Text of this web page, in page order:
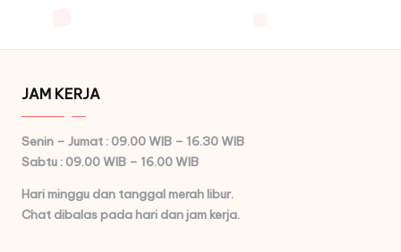
JAM KERJA
Senin – Jumat : 09.00 WIB – 16.30 WIB
Sabtu : 09.00 WIB – 16.00 WIB
Hari minggu dan tanggal merah libur.
Chat dibalas pada hari dan jam kerja.